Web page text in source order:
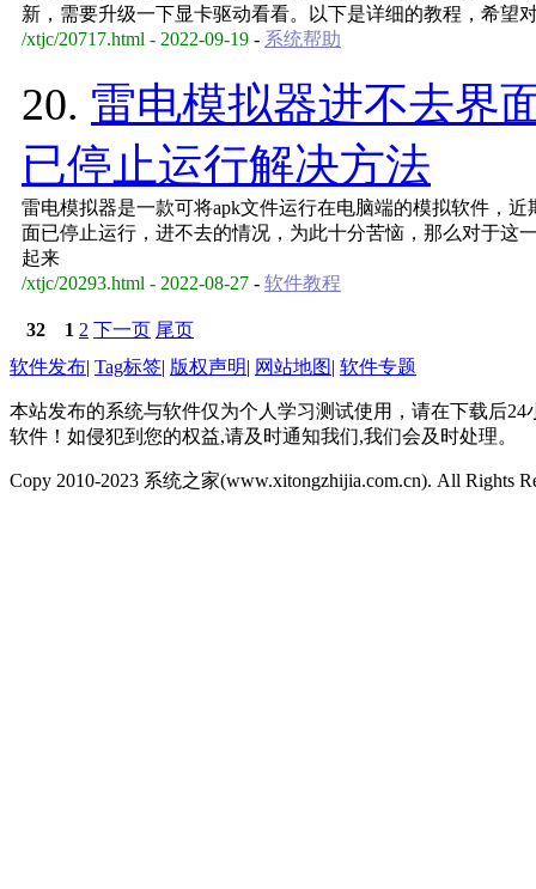
新，需要升级一下显卡驱动看看。以下是详细的教程，希望
/xtjc/20717.html - 2022-09-19 - 系统帮助
20. 雷电模拟器进不去界
已停止运行解决方法
雷电模拟器是一款可将apk文件运行在电脑端的模拟软件，
面已停止运行，进不去的情况，为此十分苦恼，那么对于这
起来
/xtjc/20293.html - 2022-08-27 - 软件教程
32 1 2 下一页 尾页
软件发布| Tag标签| 版权声明| 网站地图| 软件专题
本站发布的系统与软件仅为个人学习测试使用，请在下载后
软件！如侵犯到您的权益,请及时通知我们,我们会及时处理。
Copy 2010-2023 系统之家(www.xitongzhijia.com.cn). All Rights